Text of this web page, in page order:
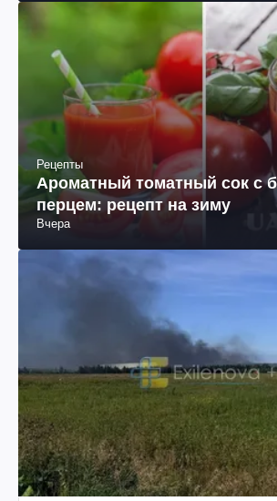
Рецепты
Ароматный томатный сок с
перцем: рецепт на зиму
Вчера